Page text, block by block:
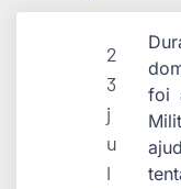
2
3
j
u
l
foi